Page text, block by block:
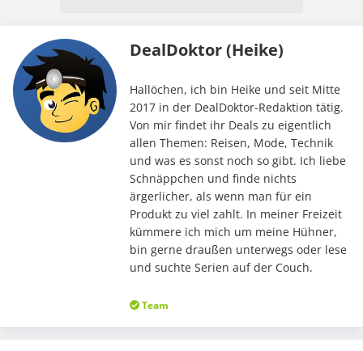
DealDoktor (Heike)
Hallöchen, ich bin Heike und seit Mitte
2017 in der DealDoktor-Redaktion tätig.
Von mir findet ihr Deals zu eigentlich
allen Themen: Reisen, Mode, Technik
und was es sonst noch so gibt. Ich liebe
Schnäppchen und finde nichts
ärgerlicher, als wenn man für ein
Produkt zu viel zahlt. In meiner Freizeit
kümmere ich mich um meine Hühner,
bin gerne draußen unterwegs oder lese
und suchte Serien auf der Couch.
Team